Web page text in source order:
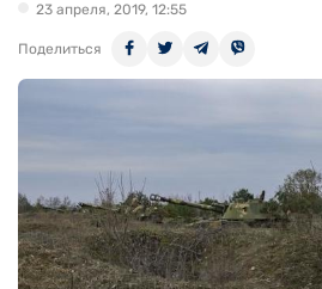
23 апреля, 2019, 12:55
Поделиться